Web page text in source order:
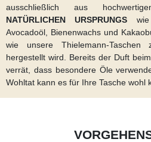
ausschließlich aus
NATÜRLICHEN URSPRUNGS
Avocadoöl, Bienenwachs und
wie unsere Thielemann-
hergestellt wird. Bereits der Duft
verrät, dass besondere Öle
Wohltat kann es für Ihre Tasche wohl